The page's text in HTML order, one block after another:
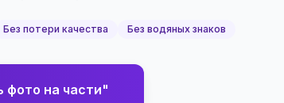
Без потери качества Без водяных знаков
фото на части"